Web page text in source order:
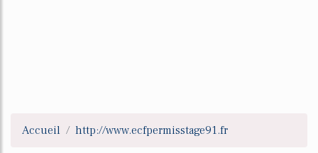
Accueil http://www.ecfpermisstage91.fr